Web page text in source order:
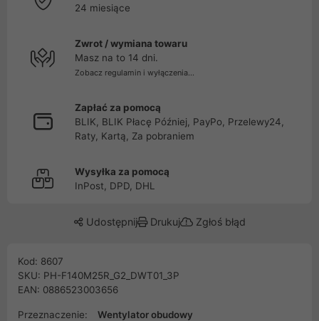
24 miesiące
Zwrot / wymiana towaru
Masz na to 14 dni.
Zobacz regulamin i wyłączenia...
Zapłać za pomocą
BLIK, BLIK Płacę Później, PayPo, Przelewy24,
Raty, Kartą, Za pobraniem
Wysyłka za pomocą
InPost, DPD, DHL
Udostępnij Drukuj Zgłoś błąd
Kod: 8607
SKU: PH-F140M25R_G2_DWT01_3P
EAN: 0886523003656
Przeznaczenie:
Wentylator obudowy